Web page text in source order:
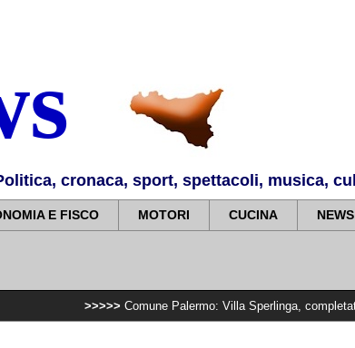
cronaca, sport, spettacoli, musica,
E FISCO MOTORI CUCINA NEWS
Comune Palermo: Villa Sperlinga, completato impianto di